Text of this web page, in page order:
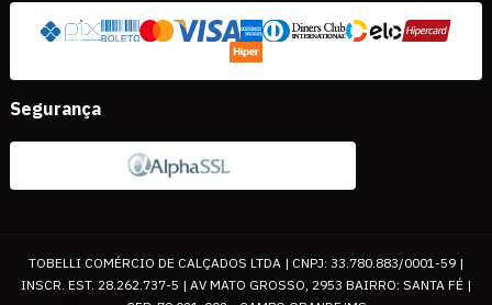
Segurança
TOBELLI COMÉRCIO DE CALÇADOS LTDA | CNPJ: 33.780.883/0001-59 |
INSCR. EST. 28.262.737-5 | AV MATO GROSSO, 2953 BAIRRO: SANTA FÉ |